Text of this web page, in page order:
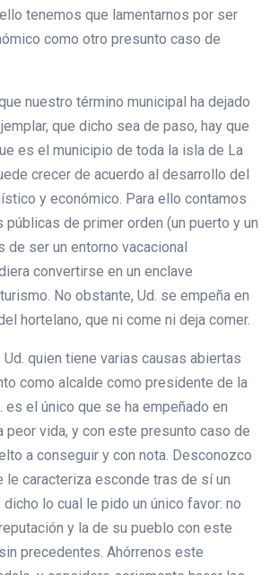
tenemos que lamentarnos por ser
como otro presunto caso de
nuestro término municipal ha dejado
que dicho sea de paso, hay que
es el municipio de toda la isla de La
crecer de acuerdo al desarrollo del
y económico. Para ello contamos
de primer orden (un puerto y un
de ser un entorno vacacional
convertirse en un enclave
No obstante, Ud. se empeña en
hortelano, que ni come ni deja comer.
quien tiene varias causas abiertas
como alcalde como presidente de la
es el único que se ha empeñado en
peor vida, y con este presunto caso de
a conseguir y con nota. Desconozco
le caracteriza esconde tras de sí un
lo cual le pido un único favor: no
y la de su pueblo con este
precedentes. Ahórrenos este